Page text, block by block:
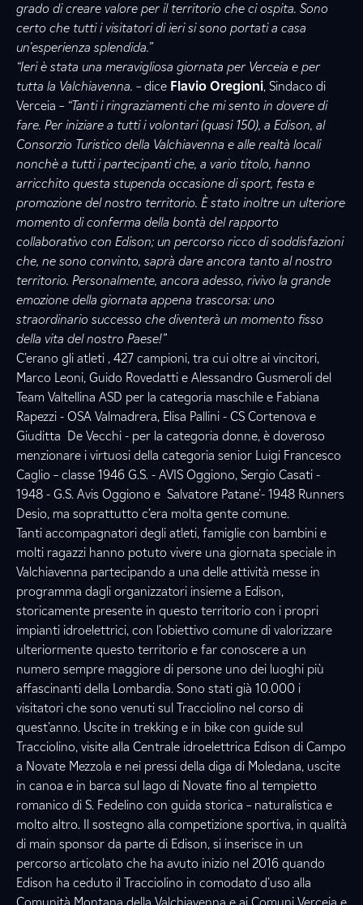
grado di creare valore per il territorio che ci ospita. Sono
certo che tutti i visitatori di ieri si sono portati a casa
un’esperienza splendida.”
“Ieri è stata una meravigliosa giornata per Verceia e per
tutta la Valchiavenna. – dice Flavio Oregioni, Sindaco di
Verceia – “Tanti i ringraziamenti che mi sento in dovere di
fare. Per iniziare a tutti i volontari (quasi 150), a Edison, al
Consorzio Turistico della Valchiavenna e alle realtà locali
nonchè a tutti i partecipanti che, a vario titolo, hanno
arricchito questa stupenda occasione di sport, festa e
promozione del nostro territorio. È stato inoltre un ulteriore
momento di conferma della bontà del rapporto
collaborativo con Edison; un percorso ricco di soddisfazioni
che, ne sono convinto, saprà dare ancora tanto al nostro
territorio. Personalmente, ancora adesso, rivivo la grande
emozione della giornata appena trascorsa: uno
straordinario successo che diventerà un momento fisso
della vita del nostro Paese!”
C’erano gli atleti , 427 campioni, tra cui oltre ai vincitori,
Marco Leoni, Guido Rovedatti e Alessandro Gusmeroli del
Team Valtellina ASD per la categoria maschile e Fabiana
Rapezzi - OSA Valmadrera, Elisa Pallini - CS Cortenova e
Giuditta De Vecchi - per la categoria donne, è doveroso
menzionare i virtuosi della categoria senior Luigi Francesco
Caglio – classe 1946 G.S. - AVIS Oggiono, Sergio Casati -
1948 - G.S. Avis Oggiono e Salvatore Patane'- 1948 Runners
Desio, ma soprattutto c’era molta gente comune.
Tanti accompagnatori degli atleti, famiglie con bambini e
molti ragazzi hanno potuto vivere una giornata speciale in
Valchiavenna partecipando a una delle attività messe in
programma dagli organizzatori insieme a Edison,
storicamente presente in questo territorio con i propri
impianti idroelettrici, con l’obiettivo comune di valorizzare
ulteriormente questo territorio e far conoscere a un
numero sempre maggiore di persone uno dei luoghi più
affascinanti della Lombardia. Sono stati già 10.000 i
visitatori che sono venuti sul Tracciolino nel corso di
quest’anno. Uscite in trekking e in bike con guide sul
Tracciolino, visite alla Centrale idroelettrica Edison di Campo
a Novate Mezzola e nei pressi della diga di Moledana, uscite
in canoa e in barca sul lago di Novate fino al tempietto
romanico di S. Fedelino con guida storica – naturalistica e
molto altro. Il sostegno alla competizione sportiva, in qualità
di main sponsor da parte di Edison, si inserisce in un
percorso articolato che ha avuto inizio nel 2016 quando
Edison ha ceduto il Tracciolino in comodato d’uso alla